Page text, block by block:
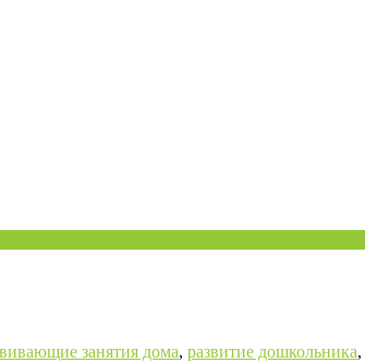
занятия дома, развитие дошкольника,